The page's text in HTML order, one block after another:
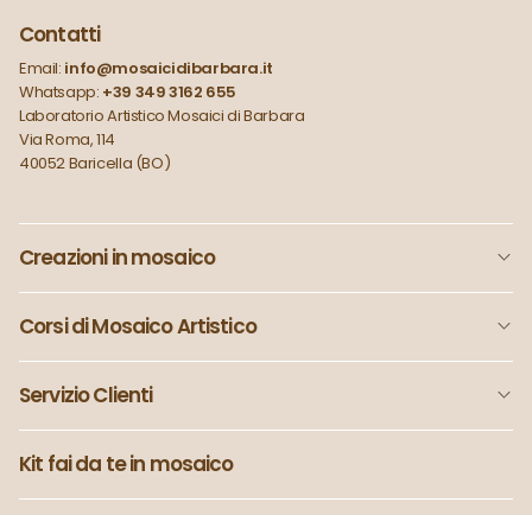
Contatti
Email: info@mosaicidibarbara.it
Whatsapp: +39 349 3162 655
Laboratorio Artistico Mosaici di Barbara
Via Roma, 114
40052 Baricella (BO)
Creazioni in mosaico
Corsi di Mosaico Artistico
Servizio Clienti
Kit fai da te in mosaico